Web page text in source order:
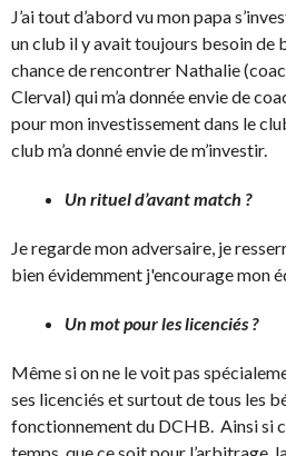
J’ai tout d’abord vu mon papa
un club il y avait toujours besoin de
chance de rencontrer Nathalie
Clerval) qui m’a donnée envie de
pour mon investissement dans le
club m’a donné envie de m’investir.
Un rituel d’avant match ?
Je regarde mon adversaire, je
bien évidemment j'encourage mon
Un mot pour les licenciés ?
Même si on ne le voit pas
ses licenciés et surtout de tous les
fonctionnement du DCHB. Ainsi si